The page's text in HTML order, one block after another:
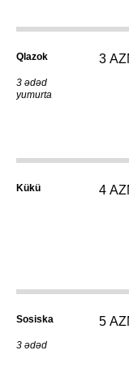
Qlazok
3 ədəd
yumurta
3
Kükü 4
Sosiska
3 ədəd
5